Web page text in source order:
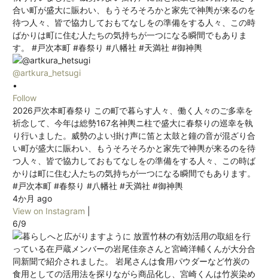
@artkura_hetsugi
•
Follow
2026戸次本町春祭り この町で暮らす人々、働く人々のご多幸を
祈念して、今年は総勢167名神輿ニ柱で盛大に春祭りの巡幸を執
り行いました。威勢のよい掛け声に笛と太鼓と鐘の音が混ざり合
い町が盛大に賑わい、もうそろそろかと家先で神輿が来るのを待
つ人々、皆で協力しておもてなしをの準備をする人々、この時ば
かりは町に住む人たちの気持ちが一つになる瞬間でもあります。
#戸次本町 #春祭り #八幡社 #天満社 #御神輿
4か月 ago
View on Instagram
6/9